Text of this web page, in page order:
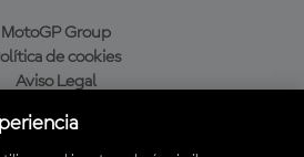
MotoGP Group
de cookies
Aviso Legal
de compra